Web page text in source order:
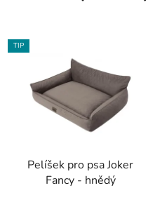
TIP
Pelíšek pro psa Joker
Fancy - hnědý